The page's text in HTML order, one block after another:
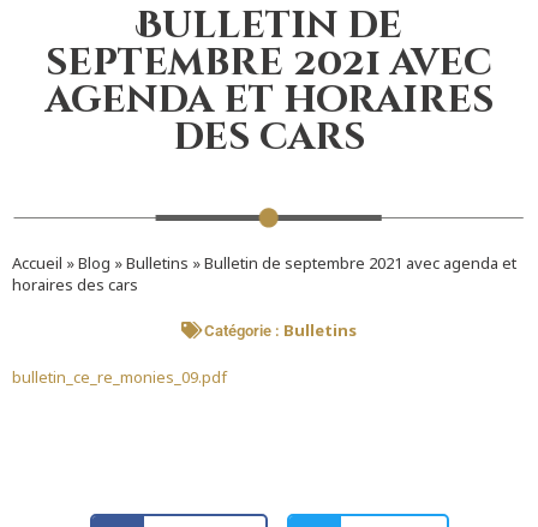
Bulletin de
septembre 2021 avec
agenda et horaires
des cars
Accueil »Blog »Bulletins »Bulletin de septembre 2021 avec agenda et
horaires des cars
Catégorie : Bulletins
bulletin_ce_re_monies_09.pdf